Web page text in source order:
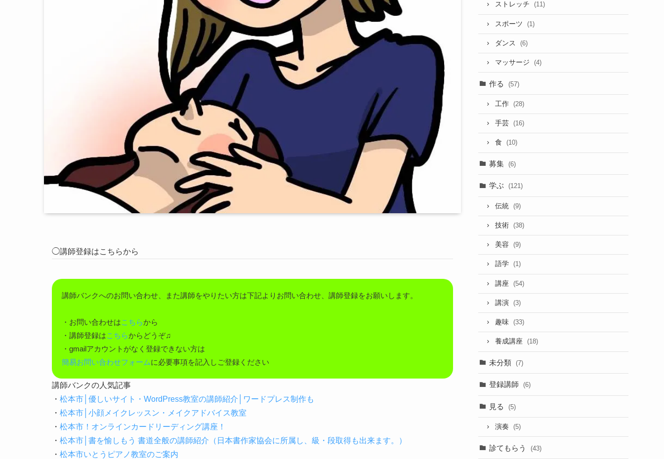
◯講師登録はこちらから
講師バンクへのお問い合わせ、また講師をやりたい方は下記よりお問い合わせ、講師登録をお願いします。
・お問い合わせはこちらから
・講師登録はこちらからどうぞ♫
・gmailアカウントがなく登録できない方は
簡易お問い合わせフォームに必要事項を記入しご登録ください
講師バンクの人気記事
・松本市│優しいサイト・WordPress教室の講師紹介│ワードプレス制作も
・松本市│小顔メイクレッスン・メイクアドバイス教室
・松本市！オンラインカードリーディング講座！
・松本市│書を愉しもう 書道全般の講師紹介（日本書作家協会に所属し、級・段取得も出来ます。）
・松本市いとうピアノ教室のご案内
ストレッチ (11)
スポーツ (1)
ダンス (6)
マッサージ (4)
作る (57)
工作 (28)
手芸 (16)
食 (10)
募集 (6)
学ぶ (121)
伝統 (9)
技術 (38)
美容 (9)
語学 (1)
講座 (54)
講演 (3)
趣味 (33)
養成講座 (18)
未分類 (7)
登録講師 (6)
見る (5)
演奏 (5)
診てもらう (43)